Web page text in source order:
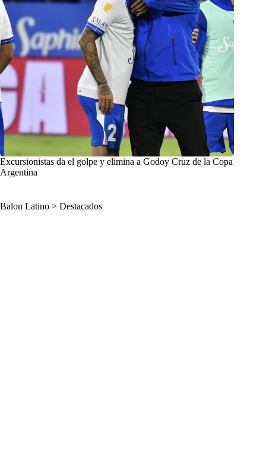
Excursionistas da el golpe y elimina a Godoy Cruz de la Copa
Argentina
Balon Latino > Destacados